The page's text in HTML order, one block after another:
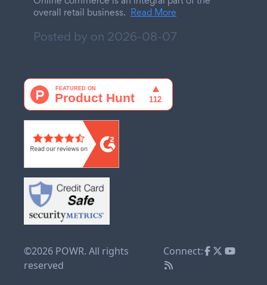
overall retail business. Read More
Posted by on 2026-08-07
©2026 POWR. All rights
reserved
Connect: